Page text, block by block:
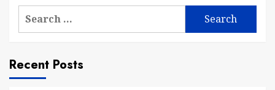
Search
for:
Recent Posts